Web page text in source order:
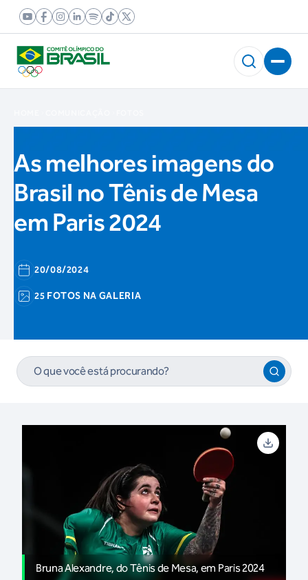
As melhores imagens do
Brasil no Tênis de Mesa
em Paris 2024
20/08/2024
25 FOTOS NA GALERIA
Bruna Alexandre, do Tênis de Mesa, em Paris 2024